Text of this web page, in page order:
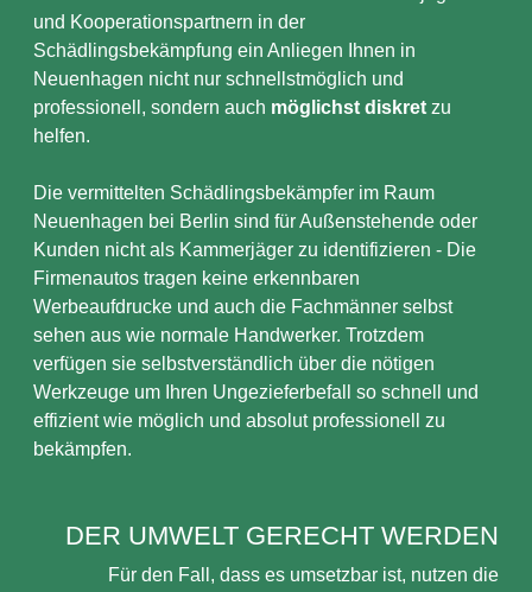
und Kooperationspartnern in der
Schädlingsbekämpfung ein Anliegen Ihnen in
Neuenhagen nicht nur schnellstmöglich und
professionell, sondern auch möglichst diskret zu
helfen.
Die vermittelten Schädlingsbekämpfer im Raum
Neuenhagen bei Berlin sind für Außenstehende oder
Kunden nicht als Kammerjäger zu identifizieren - Die
Firmenautos tragen keine erkennbaren
Werbeaufdrucke und auch die Fachmänner selbst
sehen aus wie normale Handwerker. Trotzdem
verfügen sie selbstverständlich über die nötigen
Werkzeuge um Ihren Ungezieferbefall so schnell und
effizient wie möglich und absolut professionell zu
bekämpfen.
DER UMWELT GERECHT WERDEN
Für den Fall, dass es umsetzbar ist, nutzen die